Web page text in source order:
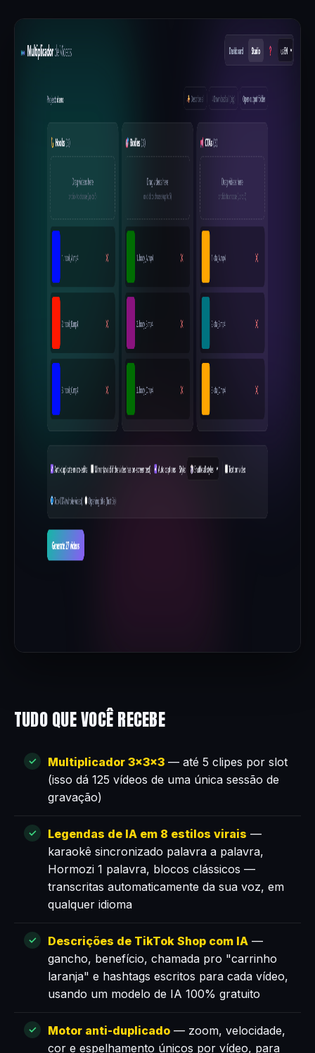
TUDO QUE VOCÊ RECEBE
Multiplicador 3×3×3 — até 5 clipes por slot
(isso dá 125 vídeos de uma única sessão de
gravação)
Legendas de IA em 8 estilos virais —
karaokê sincronizado palavra a palavra,
Hormozi 1 palavra, blocos clássicos —
transcritas automaticamente da sua voz, em
qualquer idioma
Descrições de TikTok Shop com IA —
gancho, benefício, chamada pro "carrinho
laranja" e hashtags escritos para cada vídeo,
usando um modelo de IA 100% gratuito
Motor anti-duplicado — zoom, velocidade,
cor e espelhamento únicos por vídeo, para